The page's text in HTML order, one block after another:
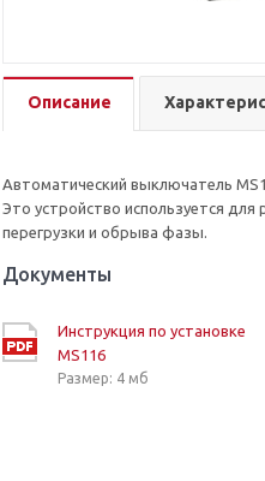
Описание
Автоматический выключатель
Это устройство используется
перегрузки и обрыва фазы.
Документы
Инструкция по установке
MS116
Размер: 4 мб